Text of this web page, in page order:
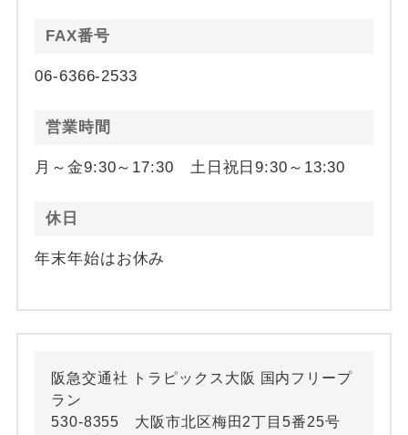
FAX番号
06-6366-2533
営業時間
月～金9:30～17:30 土日祝日9:30～13:30
休日
年末年始はお休み
阪急交通社 トラピックス大阪 国内フリープ
ラン
530-8355 大阪市北区梅田2丁目5番25号